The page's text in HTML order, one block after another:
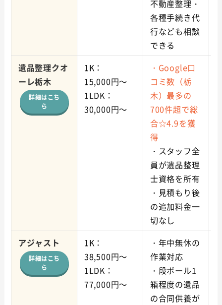
不動産整理・
各種手続き代
行なども相談
できる
遺品整理クオ
ーレ栃木
詳細はこち
ら
1K：
15,000円～
1LDK：
30,000円～
・Google口
コミ数（栃
木）最多の
700件超で総
合☆4.9を獲
得
・スタッフ全
員が遺品整理
士資格を所有
・見積もり後
の追加料金一
切なし
アジャスト
詳細はこち
ら
1K：
38,500円～
1LDK：
77,000円～
・年中無休の
作業対応
・段ボール1
箱程度の遺品
の合同供養が